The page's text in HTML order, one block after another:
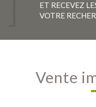
ET RECEVEZ
VOTRE
Vente